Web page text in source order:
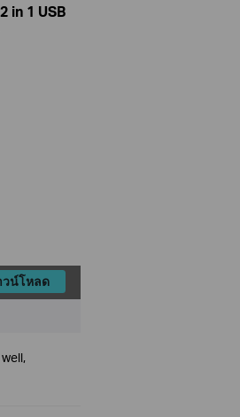
in 1 USB
วน์โหลด